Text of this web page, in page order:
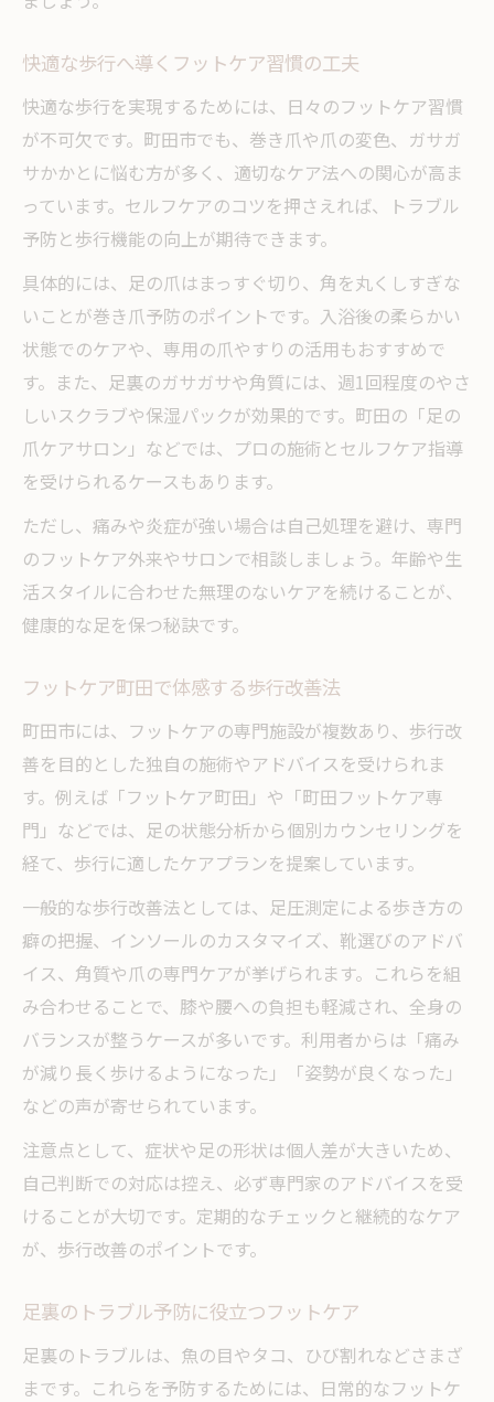
快適な歩行へ導くフットケア習慣の工夫
快適な歩行を実現するためには、日々のフットケア習慣
が不可欠です。町田市でも、巻き爪や爪の変色、ガサガ
サかかとに悩む方が多く、適切なケア法への関心が高ま
っています。セルフケアのコツを押さえれば、トラブル
予防と歩行機能の向上が期待できます。
具体的には、足の爪はまっすぐ切り、角を丸くしすぎな
いことが巻き爪予防のポイントです。入浴後の柔らかい
状態でのケアや、専用の爪やすりの活用もおすすめで
す。また、足裏のガサガサや角質には、週1回程度のやさ
しいスクラブや保湿パックが効果的です。町田の「足の
爪ケアサロン」などでは、プロの施術とセルフケア指導
を受けられるケースもあります。
ただし、痛みや炎症が強い場合は自己処理を避け、専門
のフットケア外来やサロンで相談しましょう。年齢や生
活スタイルに合わせた無理のないケアを続けることが、
健康的な足を保つ秘訣です。
フットケア町田で体感する歩行改善法
町田市には、フットケアの専門施設が複数あり、歩行改
善を目的とした独自の施術やアドバイスを受けられま
す。例えば「フットケア町田」や「町田フットケア専
門」などでは、足の状態分析から個別カウンセリングを
経て、歩行に適したケアプランを提案しています。
一般的な歩行改善法としては、足圧測定による歩き方の
癖の把握、インソールのカスタマイズ、靴選びのアドバ
イス、角質や爪の専門ケアが挙げられます。これらを組
み合わせることで、膝や腰への負担も軽減され、全身の
バランスが整うケースが多いです。利用者からは「痛み
が減り長く歩けるようになった」「姿勢が良くなった」
などの声が寄せられています。
注意点として、症状や足の形状は個人差が大きいため、
自己判断での対応は控え、必ず専門家のアドバイスを受
けることが大切です。定期的なチェックと継続的なケア
が、歩行改善のポイントです。
足裏のトラブル予防に役立つフットケア
足裏のトラブルは、魚の目やタコ、ひび割れなどさまざ
まです。これらを予防するためには、日常的なフットケ